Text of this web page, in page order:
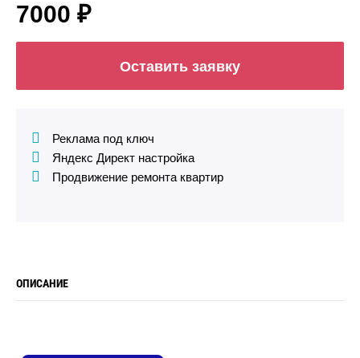
7000 ₽
Оставить заявку
Реклама под ключ
Яндекс Директ настройка
Продвижение ремонта квартир
ОПИСАНИЕ